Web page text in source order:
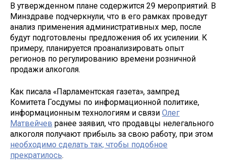
В утвержденном плане содержится 29 мероприятий. В
Минздраве подчеркнули, что в его рамках проведут
анализ применения административных мер, после
будут подготовлены предложения об их усилении. К
примеру, планируется проанализировать опыт
регионов по регулированию времени розничной
продажи алкоголя.
Как писала «Парламентская газета», зампред
Комитета Госдумы по информационной политике,
информационным технологиям и связи Олег
Матвейчев ранее заявил, что продавцы нелегального
алкоголя получают прибыль за свою работу, при этом
необходимо сделать так, чтобы подобное
прекратилось.